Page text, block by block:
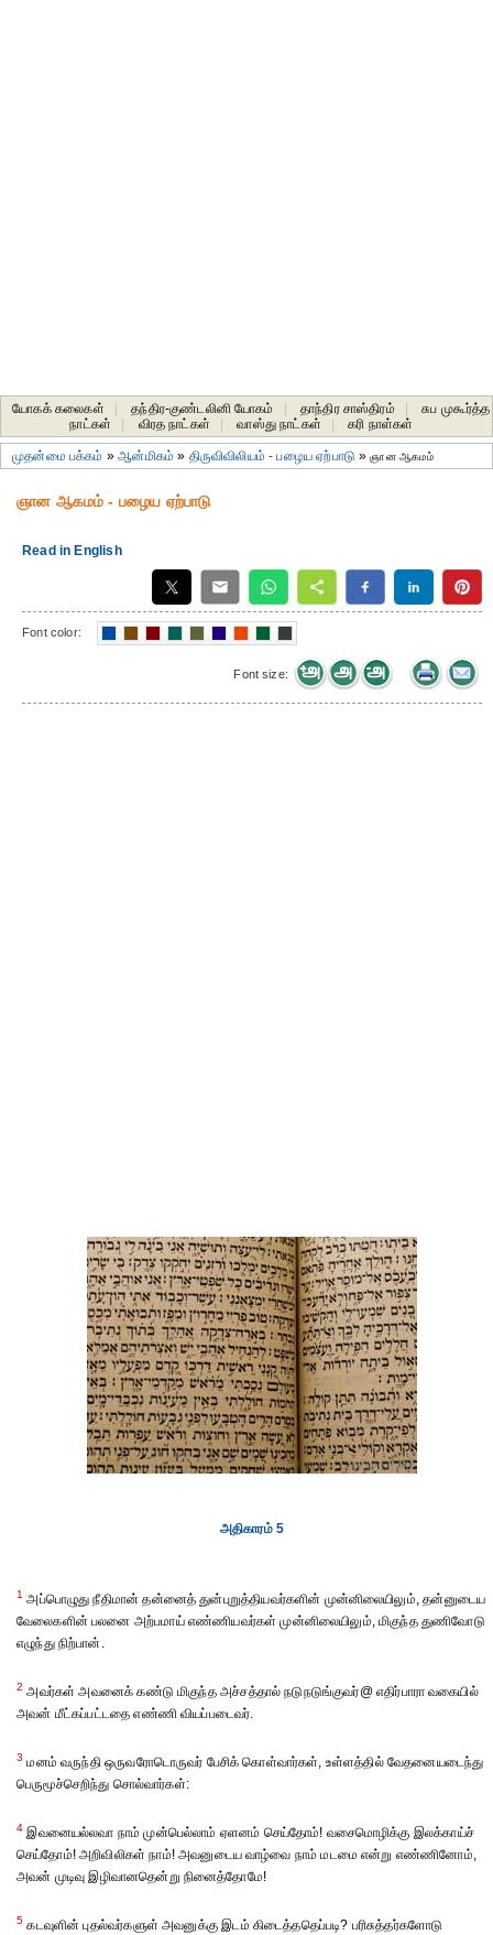
யோகக் கலைகள் தந்திர-குண்டலினி யோகம் தாந்திர சாஸ்திரம்
சுப முகூர்த்த
நாட்கள்
விரத நாட்கள் வாஸ்து நாட்கள் கரி நாள்கள்
முதன்மை பக்கம் »ஆன்மிகம் » திருவிவிலியம் - பழைய ஏற்பாடு »ஞான ஆகமம்
ஞான ஆகமம் - பழைய ஏற்பாடு
Read in English
Font color:
Font size:
அதிகாரம் 5
1 அப்பொழுது நீதிமான் தன்னைத் துன்புறுத்தியவர்களின் முன்னிலையிலும், தன்னுடைய
வேலைகளின் பலனை அற்பமாய் எண்ணியவர்கள் முன்னிலையிலும், மிகுந்த துணிவோடு
எழுந்து நிற்பான்.
2 அவர்கள் அவனைக் கண்டு மிகுந்த அச்சத்தால் நடுநடுங்குவர்@ எதிர்பாரா வகையில்
அவன் மீட்கப்பட்டதை எண்ணி வியப்படைவர்.
3 மனம் வருந்தி ஒருவரோடொருவர் பேசிக் கொள்வார்கள், உள்ளத்தில் வேதனையடைந்து
பெருமூச்செறிந்து சொல்வார்கள்:
4 இவனையல்லவா நாம் முன்பெல்லாம் ஏளனம் செய்தோம்! வசைமொழிக்கு இலக்காய்ச்
செய்தோம்! அறிவிலிகள் நாம்! அவனுடைய வாழ்வை நாம் மடமை என்று எண்ணினோம்,
அவன் முடிவு இழிவானதென்று நினைத்தோமே!
5 கடவுளின் புதல்வர்களுள் அவனுக்கு இடம் கிடைத்ததெப்படி? பரிசுத்தர்களோடு